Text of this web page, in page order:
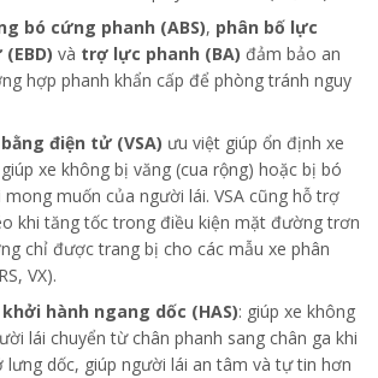
bó cứng phanh (ABS), phân bố lực
và trợ lực phanh (BA) đảm bảo an
hợp phanh khẩn cấp để phòng tránh nguy
điện tử (VSA) ưu việt giúp ổn định xe
xe không bị văng (cua rộng) hoặc bị bó
mong muốn của người lái. VSA cũng hỗ trợ
khi tăng tốc trong điều kiện mặt đường trơn
chỉ được trang bị cho các mẫu xe phân
VX).
hành ngang dốc (HAS): giúp xe không
lái chuyển từ chân phanh sang chân ga khi
lưng dốc, giúp người lái an tâm và tự tin hơn